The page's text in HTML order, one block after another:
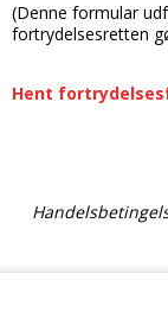
(Denne formular
fortrydelsesretten
Hent